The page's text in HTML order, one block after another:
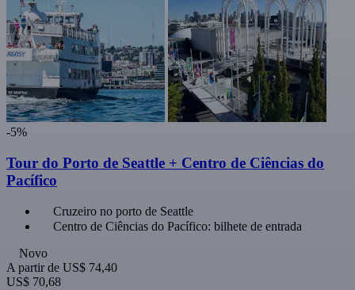
-5%
Tour do Porto de Seattle + Centro de Ciências do
Pacífico
Cruzeiro no porto de Seattle
Centro de Ciências do Pacífico: bilhete de entrada
Novo
A partir de US$ 74,40
US$ 70,68